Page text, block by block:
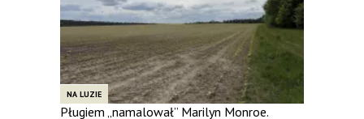
NA LUZIE
Pługiem „namalował” Marilyn Monroe.